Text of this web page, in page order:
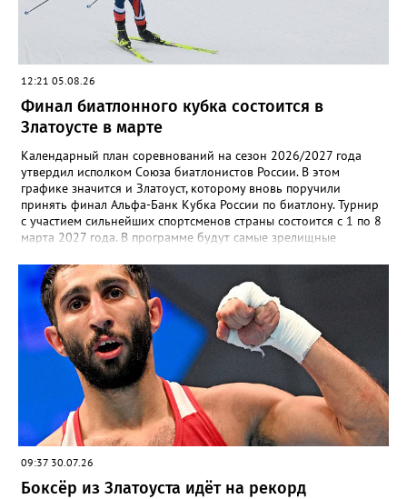
12:21 05.08.26
Финал биатлонного кубка состоится в
Златоусте в марте
Календарный план соревнований на сезон 2026/2027 года
утвердил исполком Союза биатлонистов России. В этом
графике значится и Златоуст, которому вновь поручили
принять финал Альфа-Банк Кубка России по биатлону. Турнир
с участием сильнейших спортсменов страны состоится с 1 по 8
марта 2027 года. В программе будут самые зрелищные
09:37 30.07.26
Боксёр из Златоуста идёт на рекорд